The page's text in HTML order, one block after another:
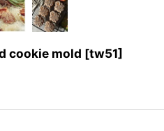
cookie mold [tw51]